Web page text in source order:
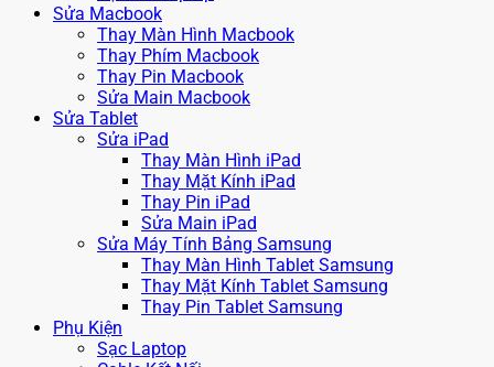
Sửa Macbook
Thay Màn Hình Macbook
Thay Phím Macbook
Thay Pin Macbook
Sửa Main Macbook
Sửa Tablet
Sửa iPad
Thay Màn Hình iPad
Thay Mặt Kính iPad
Thay Pin iPad
Sửa Main iPad
Sửa Máy Tính Bảng Samsung
Thay Màn Hình Tablet Samsung
Thay Mặt Kính Tablet Samsung
Thay Pin Tablet Samsung
Phụ Kiện
Sạc Laptop